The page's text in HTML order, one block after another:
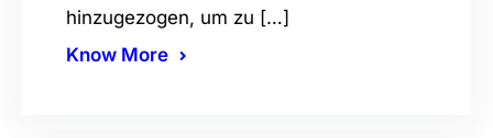
hinzugezogen, um zu […]
Know More